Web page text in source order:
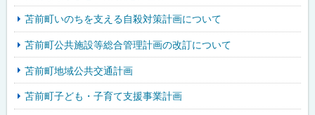
苫前町いのちを支える自殺対策計画について
苫前町公共施設等総合管理計画の改訂について
苫前町地域公共交通計画
苫前町子ども・子育て支援事業計画